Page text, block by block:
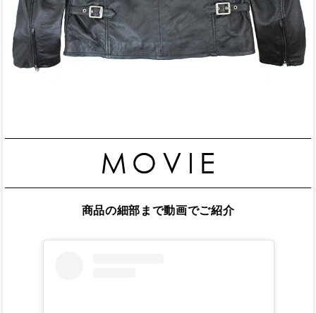
商品の細部まで動画でご紹介